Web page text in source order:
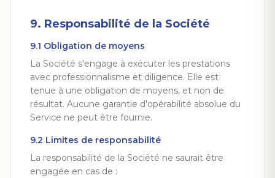
9. Responsabilité de la Société
9.1 Obligation de moyens
La Société s'engage à exécuter les prestations
avec professionnalisme et diligence. Elle est
tenue à une obligation de moyens, et non de
résultat. Aucune garantie d'opérabilité absolue du
Service ne peut être fournie.
9.2 Limites de responsabilité
La responsabilité de la Société ne saurait être
engagée en cas de :